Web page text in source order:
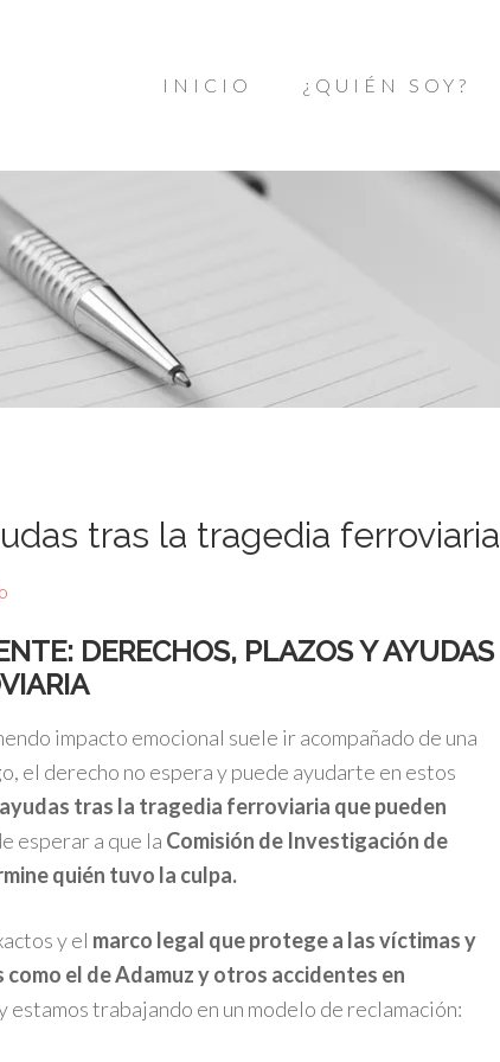
INICIO ¿QUIÉN SOY?
tras la tragedia ferroviaria
DERECHOS, PLAZOS Y AYUDAS
impacto emocional suele ir acompañado de una
el derecho no espera y puede ayudarte en estos
tras la tragedia ferroviaria que pueden
esperar a que la Comisión de Investigación de
quién tuvo la culpa.
y el marco legal que protege a las víctimas y
el de Adamuz y otros accidentes en
estamos trabajando en un modelo de reclamación: